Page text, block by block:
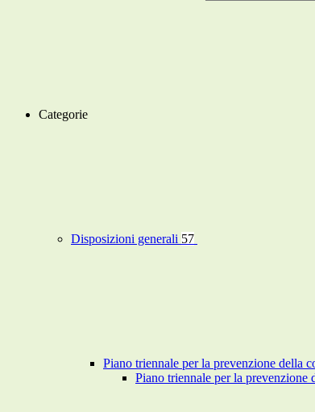
Categorie
Disposizioni generali 57
Piano triennale per la prevenzione della
Piano triennale per la prevenzione